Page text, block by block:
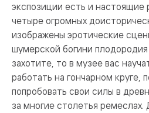
экспозиции есть и настоящие
четыре огромных
изображены эротические
шумерской богини
захотите, то в музее вас
работать на гончарном круге,
попробовать свои силы в
за многие столетья